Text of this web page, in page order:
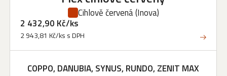
Cihlově červená(Inova)
2 432,90 Kč/ks
2 943,81 Kč/ks s DPH
COPPO, DANUBIA, SYNUS, RUNDO, ZENIT MAX